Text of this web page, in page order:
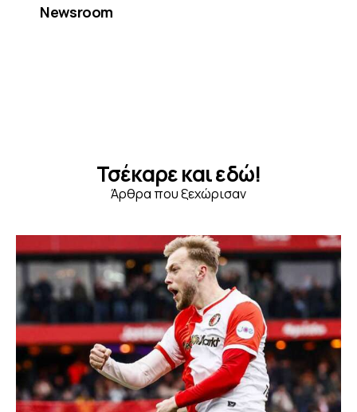
Newsroom
Τσέκαρε και εδώ!
Άρθρα που ξεχώρισαν